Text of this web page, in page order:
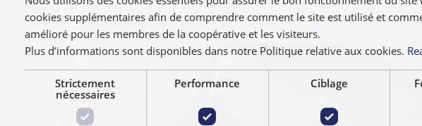
cookies supplémentaires afin de comprendre comment le site est utilisé et
amélioré pour les membres de la coopérative et les visiteurs.
Plus d’informations sont disponibles dans notre Politique relative aux cookies.
Strictement
nécessaires
Performance Ciblage